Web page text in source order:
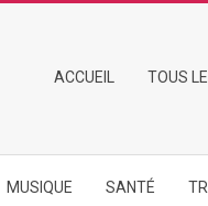
ACCUEIL TOUS
MUSIQUE SANTÉ